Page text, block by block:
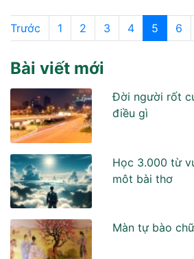
Trước 1 2 3 4 5 6
Bài viết mới
Đời người rốt
điều gì
Học 3.000 từ
môt bài thơ
Màn tự bào